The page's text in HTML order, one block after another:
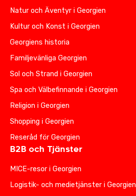
Natur och Äventyr i Georgien
Kultur och Konst i Georgien
Georgiens historia
Familjevänliga Georgien
Sol och Strand i Georgien
Spa och Välbefinnande i Georgien
Religion i Georgien
Shopping i Georgien
Reseråd för Georgien
B2B och Tjänster
MICE-resor i Georgien
Logistik- och medietjänster i Georgien